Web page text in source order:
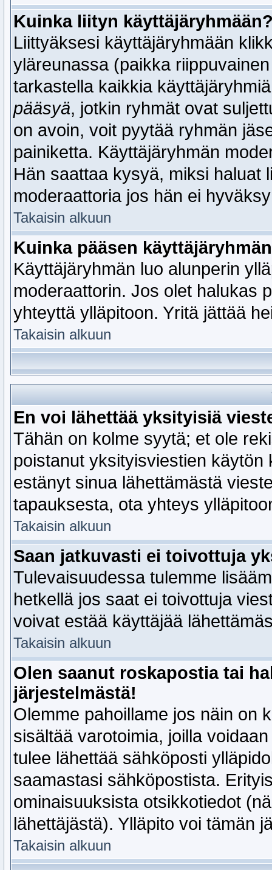
Kuinka liityn
Liittyäksesi käyttäjäryhmään
yläreunassa (paikka
tarkastella kaikkia
pääsyä, jotkin ryhmät ovat
on avoin, voit pyytää ryhmän
painiketta. Käyttäjäryhmän
Hän saattaa kysyä, miksi haluat
moderaattoria jos hän ei
Takaisin alkuun
Kuinka pääsen
Käyttäjäryhmän luo alunperin
moderaattorin. Jos olet halukas
yhteyttä ylläpitoon. Yritä jättää
Takaisin alkuun
En voi lähettää yksityisiä
Tähän on kolme syytä; et ole
poistanut yksityisviestien
estänyt sinua lähettämästä
tapauksesta, ota yhteys
Takaisin alkuun
Saan jatkuvasti ei toivottuja
Tulevaisuudessa tulemme
hetkellä jos saat ei toivottuja
voivat estää käyttäjää
Takaisin alkuun
Olen saanut roskapostia tai
järjestelmästä!
Olemme pahoillame jos näin on
sisältää varotoimia, joilla
tulee lähettää sähköposti
saamastasi sähköpostista.
ominaisuuksista otsikkotiedot
lähettäjästä). Ylläpito voi tämän
Takaisin alkuun